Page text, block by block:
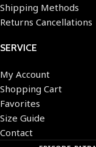
Shipping Methods
Returns Cancellations
SERVICE
My Account
Shopping Cart
Favorites
Size Guide
Contact